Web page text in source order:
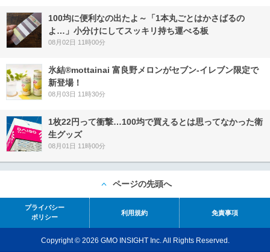
100均に便利なの出たよ～「1本丸ごとはかさばるの
よ…」小分けにしてスッキリ持ち運べる板
08月02日 11時00分
氷結®mottainai 富良野メロンがセブン‐イレブン限定で
新登場！
08月03日 11時30分
1枚22円って衝撃…100均で買えるとは思ってなかった衛
生グッズ
08月01日 11時00分
ページの先頭へ
プライバシー
ポリシー
利用規約 免責事項
Copyright © 2026 GMO INSIGHT Inc. All Rights Reserved.